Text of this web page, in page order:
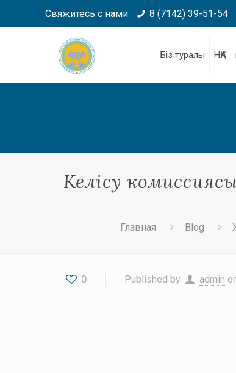
Свяжитесь с нами 8 (7142) 39-51-54
Біз туралы НҚА
Келісу
Главная Blog
0 Published by admin